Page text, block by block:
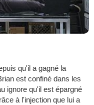
qu'il a gagné la
est confiné dans les
ignore qu'il est épargné
à l'injection que lui a